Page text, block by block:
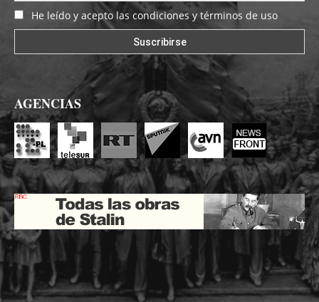
He leído y acepto las condiciones y términos de uso
AGENCIAS